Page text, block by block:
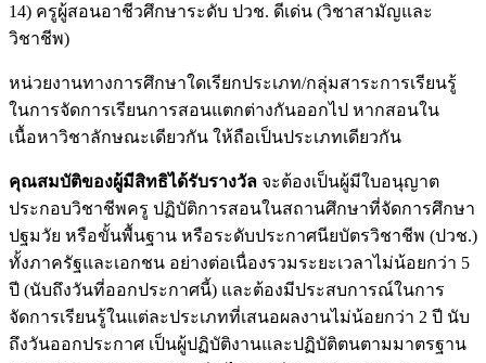
14) ครูผู้สอนอาชีวศึกษาระดับ ปวช. ดีเด่น (วิชาสามัญและ
วิชาชีพ)
หน่วยงานทางการศึกษาใดเรียกประเภท/กลุ่มสาระการเรียนรู้
ในการจัดการเรียนการสอนแตกต่างกันออกไป หากสอนใน
เนื้อหาวิชาลักษณะเดียวกัน ให้ถือเป็นประเภทเดียวกัน
คุณสมบัติของผู้มีสิทธิได้รับรางวัล จะต้องเป็นผู้มีใบอนุญาต
ประกอบวิชาชีพครู ปฏิบัติการสอนในสถานศึกษาที่จัดการศึกษา
ปฐมวัย หรือขั้นพื้นฐาน หรือระดับประกาศนียบัตรวิชาชีพ (ปวช.)
ทั้งภาครัฐและเอกชน อย่างต่อเนื่องรวมระยะเวลาไม่น้อยกว่า 5
ปี (นับถึงวันที่ออกประกาศนี้) และต้องมีประสบการณ์ในการ
จัดการเรียนรู้ในแต่ละประเภทที่เสนอผลงานไม่น้อยกว่า 2 ปี นับ
ถึงวันออกประกาศ เป็นผู้ปฏิบัติงานและปฏิบัติตนตามมาตรฐาน